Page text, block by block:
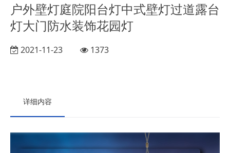
户外壁灯庭院阳台灯中式壁灯过道露台
灯大门防水装饰花园灯
2021-11-23 1373
详细内容